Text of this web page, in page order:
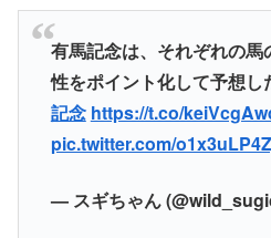
有馬記念は、それぞれの
性をポイント化して予想し
記念 https://t.co/
pic.twitter.com/
— スギちゃん